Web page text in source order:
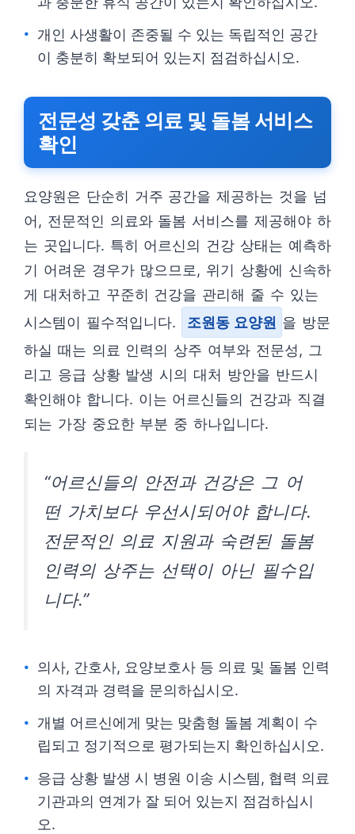
개인 사생활이 존중될 수 있는 독립적인 공간
이 충분히 확보되어 있는지 점검하십시오.
전문성 갖춘 의료 및 돌봄 서비스
확인
요양원은 단순히 거주 공간을 제공하는 것을 넘
어, 전문적인 의료와 돌봄 서비스를 제공해야 하
는 곳입니다. 특히 어르신의 건강 상태는 예측하
기 어려운 경우가 많으므로, 위기 상황에 신속하
게 대처하고 꾸준히 건강을 관리해 줄 수 있는
시스템이 필수적입니다.
조원동 요양원 을 방문
하실 때는 의료 인력의 상주 여부와 전문성, 그
리고 응급 상황 발생 시의 대처 방안을 반드시
확인해야 합니다. 이는 어르신들의 건강과 직결
되는 가장 중요한 부분 중 하나입니다.
“어르신들의 안전과 건강은 그 어
떤 가치보다 우선시되어야 합니다.
전문적인 의료 지원과 숙련된 돌봄
인력의 상주는 선택이 아닌 필수입
니다.”
의사, 간호사, 요양보호사 등 의료 및 돌봄 인력
의 자격과 경력을 문의하십시오.
개별 어르신에게 맞는 맞춤형 돌봄 계획이 수
립되고 정기적으로 평가되는지 확인하십시오.
응급 상황 발생 시 병원 이송 시스템, 협력 의료
기관과의 연계가 잘 되어 있는지 점검하십시
오.